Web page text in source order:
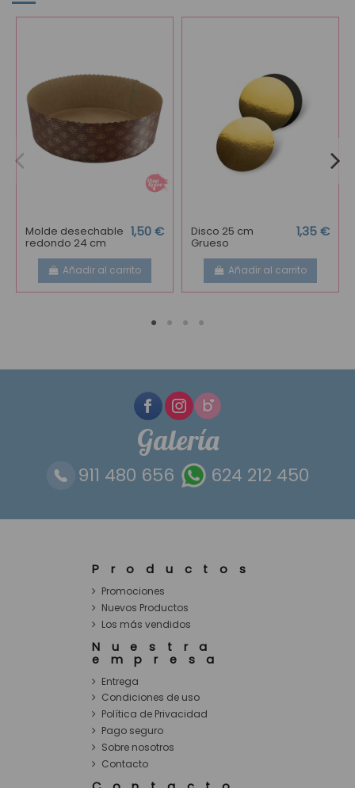
Molde desechable
redondo 24 cm
1,50 €
Añadir al carrito
Disco 25 cm
Grueso
1,35 €
Añadir al carrito
Galería
911 480 656 624 212 450
Productos
Promociones
Nuevos Productos
Los más vendidos
Nuestra
empresa
Entrega
Condiciones de uso
Política de Privacidad
Pago seguro
Sobre nosotros
Contacto